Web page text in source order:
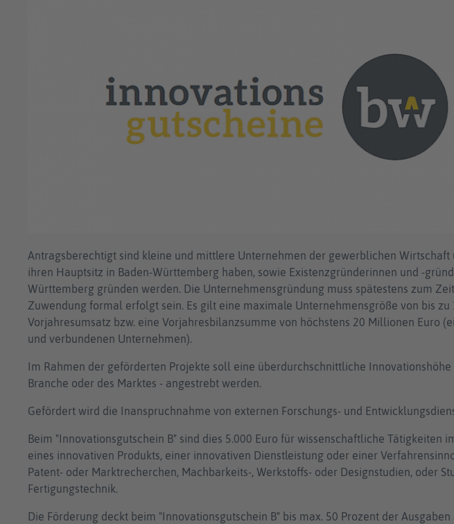
Antragsberechtigt sind kleine und mittlere Unternehmen der gewerblichen Wirtschaft
ihren Hauptsitz in Baden-Württemberg haben, sowie Existenzgründerinnen und -
Württemberg gründen werden. Die Unternehmensgründung muss spätestens zum
Zuwendung formal erfolgt sein. Es gilt eine maximale Unternehmensgröße von bis zu
Vorjahresumsatz bzw. eine Vorjahresbilanzsumme von höchstens 20 Millionen Euro
und verbundenen Unternehmen).
Im Rahmen der geförderten Projekte soll eine überdurchschnittliche
Branche oder des Marktes - angestrebt werden.
Gefördert wird die Inanspruchnahme von externen Forschungs- und
Beim "Innovationsgutschein B" sind dies 5.000 Euro für wissenschaftliche Tätigkeiten
eines innovativen Produkts, einer innovativen Dienstleistung oder einer
Patent- oder Marktrecherchen, Machbarkeits-, Werkstoffs- oder Designstudien, oder
Fertigungstechnik.
Die Förderung deckt beim "Innovationsgutschein B" bis max. 50 Prozent der